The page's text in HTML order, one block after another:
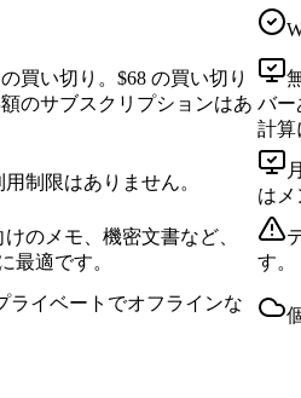
買い切り。$68 の買い切り
のサブスクリプションはあ バー
計算
制限はありません。
はメ
のメモ、機密文書など、
最適です。
す。
ライベートでオフラインな